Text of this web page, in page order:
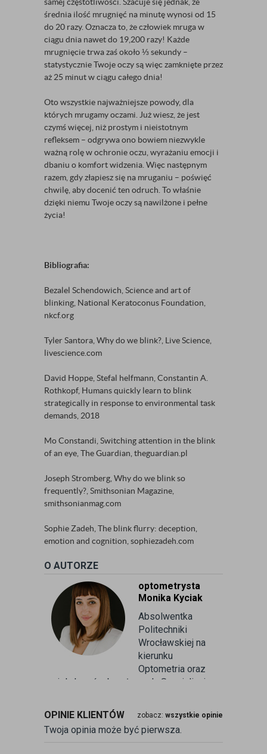
średnia ilość mrugnięć na minutę wynosi od 15
do 20 razy. Oznacza to, że człowiek mruga w
ciągu dnia nawet do 19,200 razy! Każde
mrugnięcie trwa zaś około ⅓ sekundy –
statystycznie Twoje oczy są więc zamknięte przez
aż 25 minut w ciągu całego dnia!
Oto wszystkie najważniejsze powody, dla
których mrugamy oczami. Już wiesz, że jest
czymś więcej, niż prostym i nieistotnym
refleksem – odgrywa ono bowiem niezwykle
ważną rolę w ochronie oczu, wyrażaniu emocji i
dbaniu o komfort widzenia. Więc następnym
razem, gdy złapiesz się na mruganiu – poświęć
chwilę, aby docenić ten odruch. To właśnie
dzięki niemu Twoje oczy są nawilżone i pełne
życia!
Bibliografia:
Bezalel Schendowich, Science and art of
blinking, National Keratoconus Foundation,
nkcf.org
Tyler Santora, Why do we blink?, Live Science,
livescience.com
David Hoppe, Stefal helfmann, Constantin A.
Rothkopf, Humans quickly learn to blink
strategically in response to environmental task
demands, 2018
Mo Constandi, Switching attention in the blink
of an eye, The Guardian, theguardian.pl
Joseph Stromberg, Why do we blink so
frequently?, Smithsonian Magazine,
smithsonianmag.com
Sophie Zadeh, The blink flurry: deception,
emotion and cognition, sophiezadeh.com
O AUTORZE
optometrysta
Monika Kyciak
Absolwentka
Politechniki
Wrocławskiej na
kierunku
Optometria oraz
wielu kursów branżowych. Specjalizuje
kontaktologii, czyli dobieraniu
soczewek kontaktowych miękkich. Od
ponad 10 lat pracuje w branży
OPINIE KLIENTÓW zobacz: wszystkie opinie
Twoja opinia może być pierwsza.